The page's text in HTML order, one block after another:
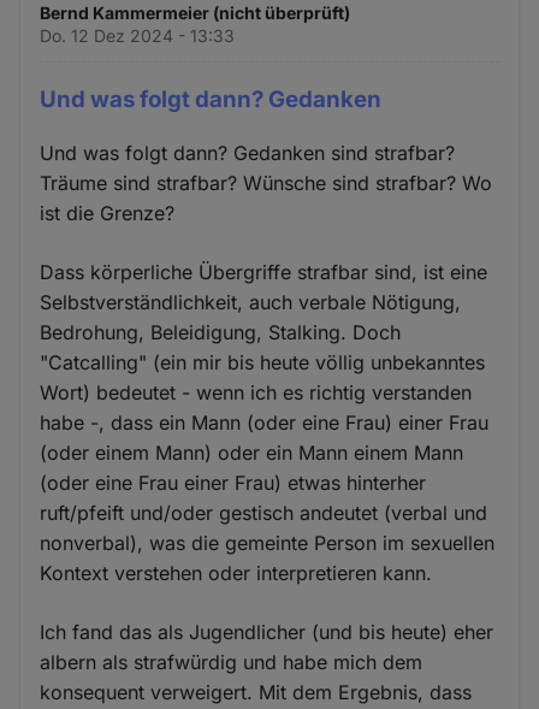
Bernd Kammermeier (nicht überprüft)
Do. 12 Dez 2024 - 13:33
Und was folgt dann? Gedanken
Und was folgt dann? Gedanken sind strafbar?
Träume sind strafbar? Wünsche sind strafbar? Wo
ist die Grenze?
Dass körperliche Übergriffe strafbar sind, ist eine
Selbstverständlichkeit, auch verbale Nötigung,
Bedrohung, Beleidigung, Stalking. Doch
"Catcalling" (ein mir bis heute völlig unbekanntes
Wort) bedeutet - wenn ich es richtig verstanden
habe -, dass ein Mann (oder eine Frau) einer Frau
(oder einem Mann) oder ein Mann einem Mann
(oder eine Frau einer Frau) etwas hinterher
ruft/pfeift und/oder gestisch andeutet (verbal und
nonverbal), was die gemeinte Person im sexuellen
Kontext verstehen oder interpretieren kann.
Ich fand das als Jugendlicher (und bis heute) eher
albern als strafwürdig und habe mich dem
konsequent verweigert. Mit dem Ergebnis, dass